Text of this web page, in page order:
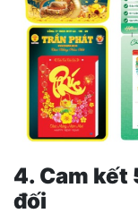
4. Cam kết
đối